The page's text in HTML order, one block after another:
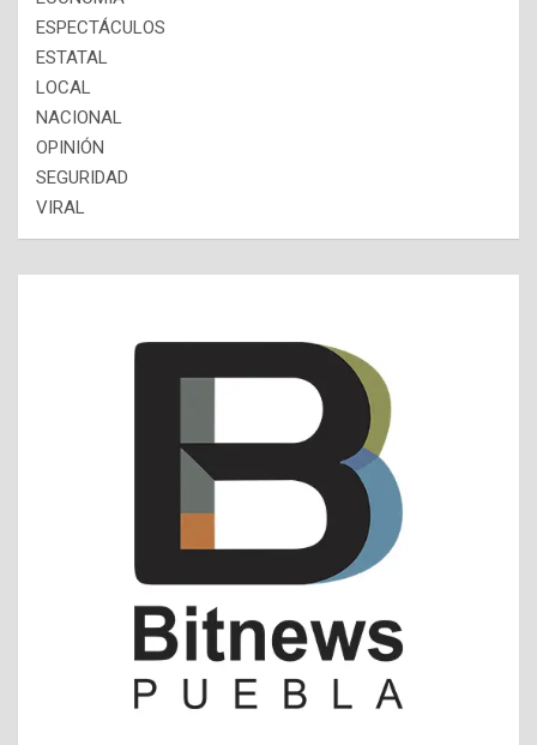
ESPECTÁCULOS
ESTATAL
LOCAL
NACIONAL
OPINIÓN
SEGURIDAD
VIRAL